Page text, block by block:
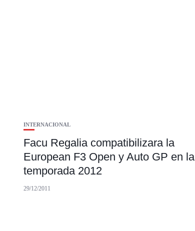
INTERNACIONAL
Facu Regalia compatibilizara la
European F3 Open y Auto GP en la
temporada 2012
29/12/2011